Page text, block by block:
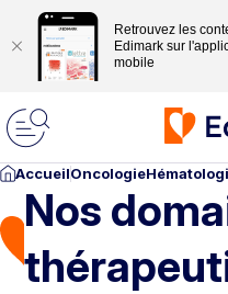
Retrouvez les
Edimark sur
mobile
AccueilOncologie
Nos